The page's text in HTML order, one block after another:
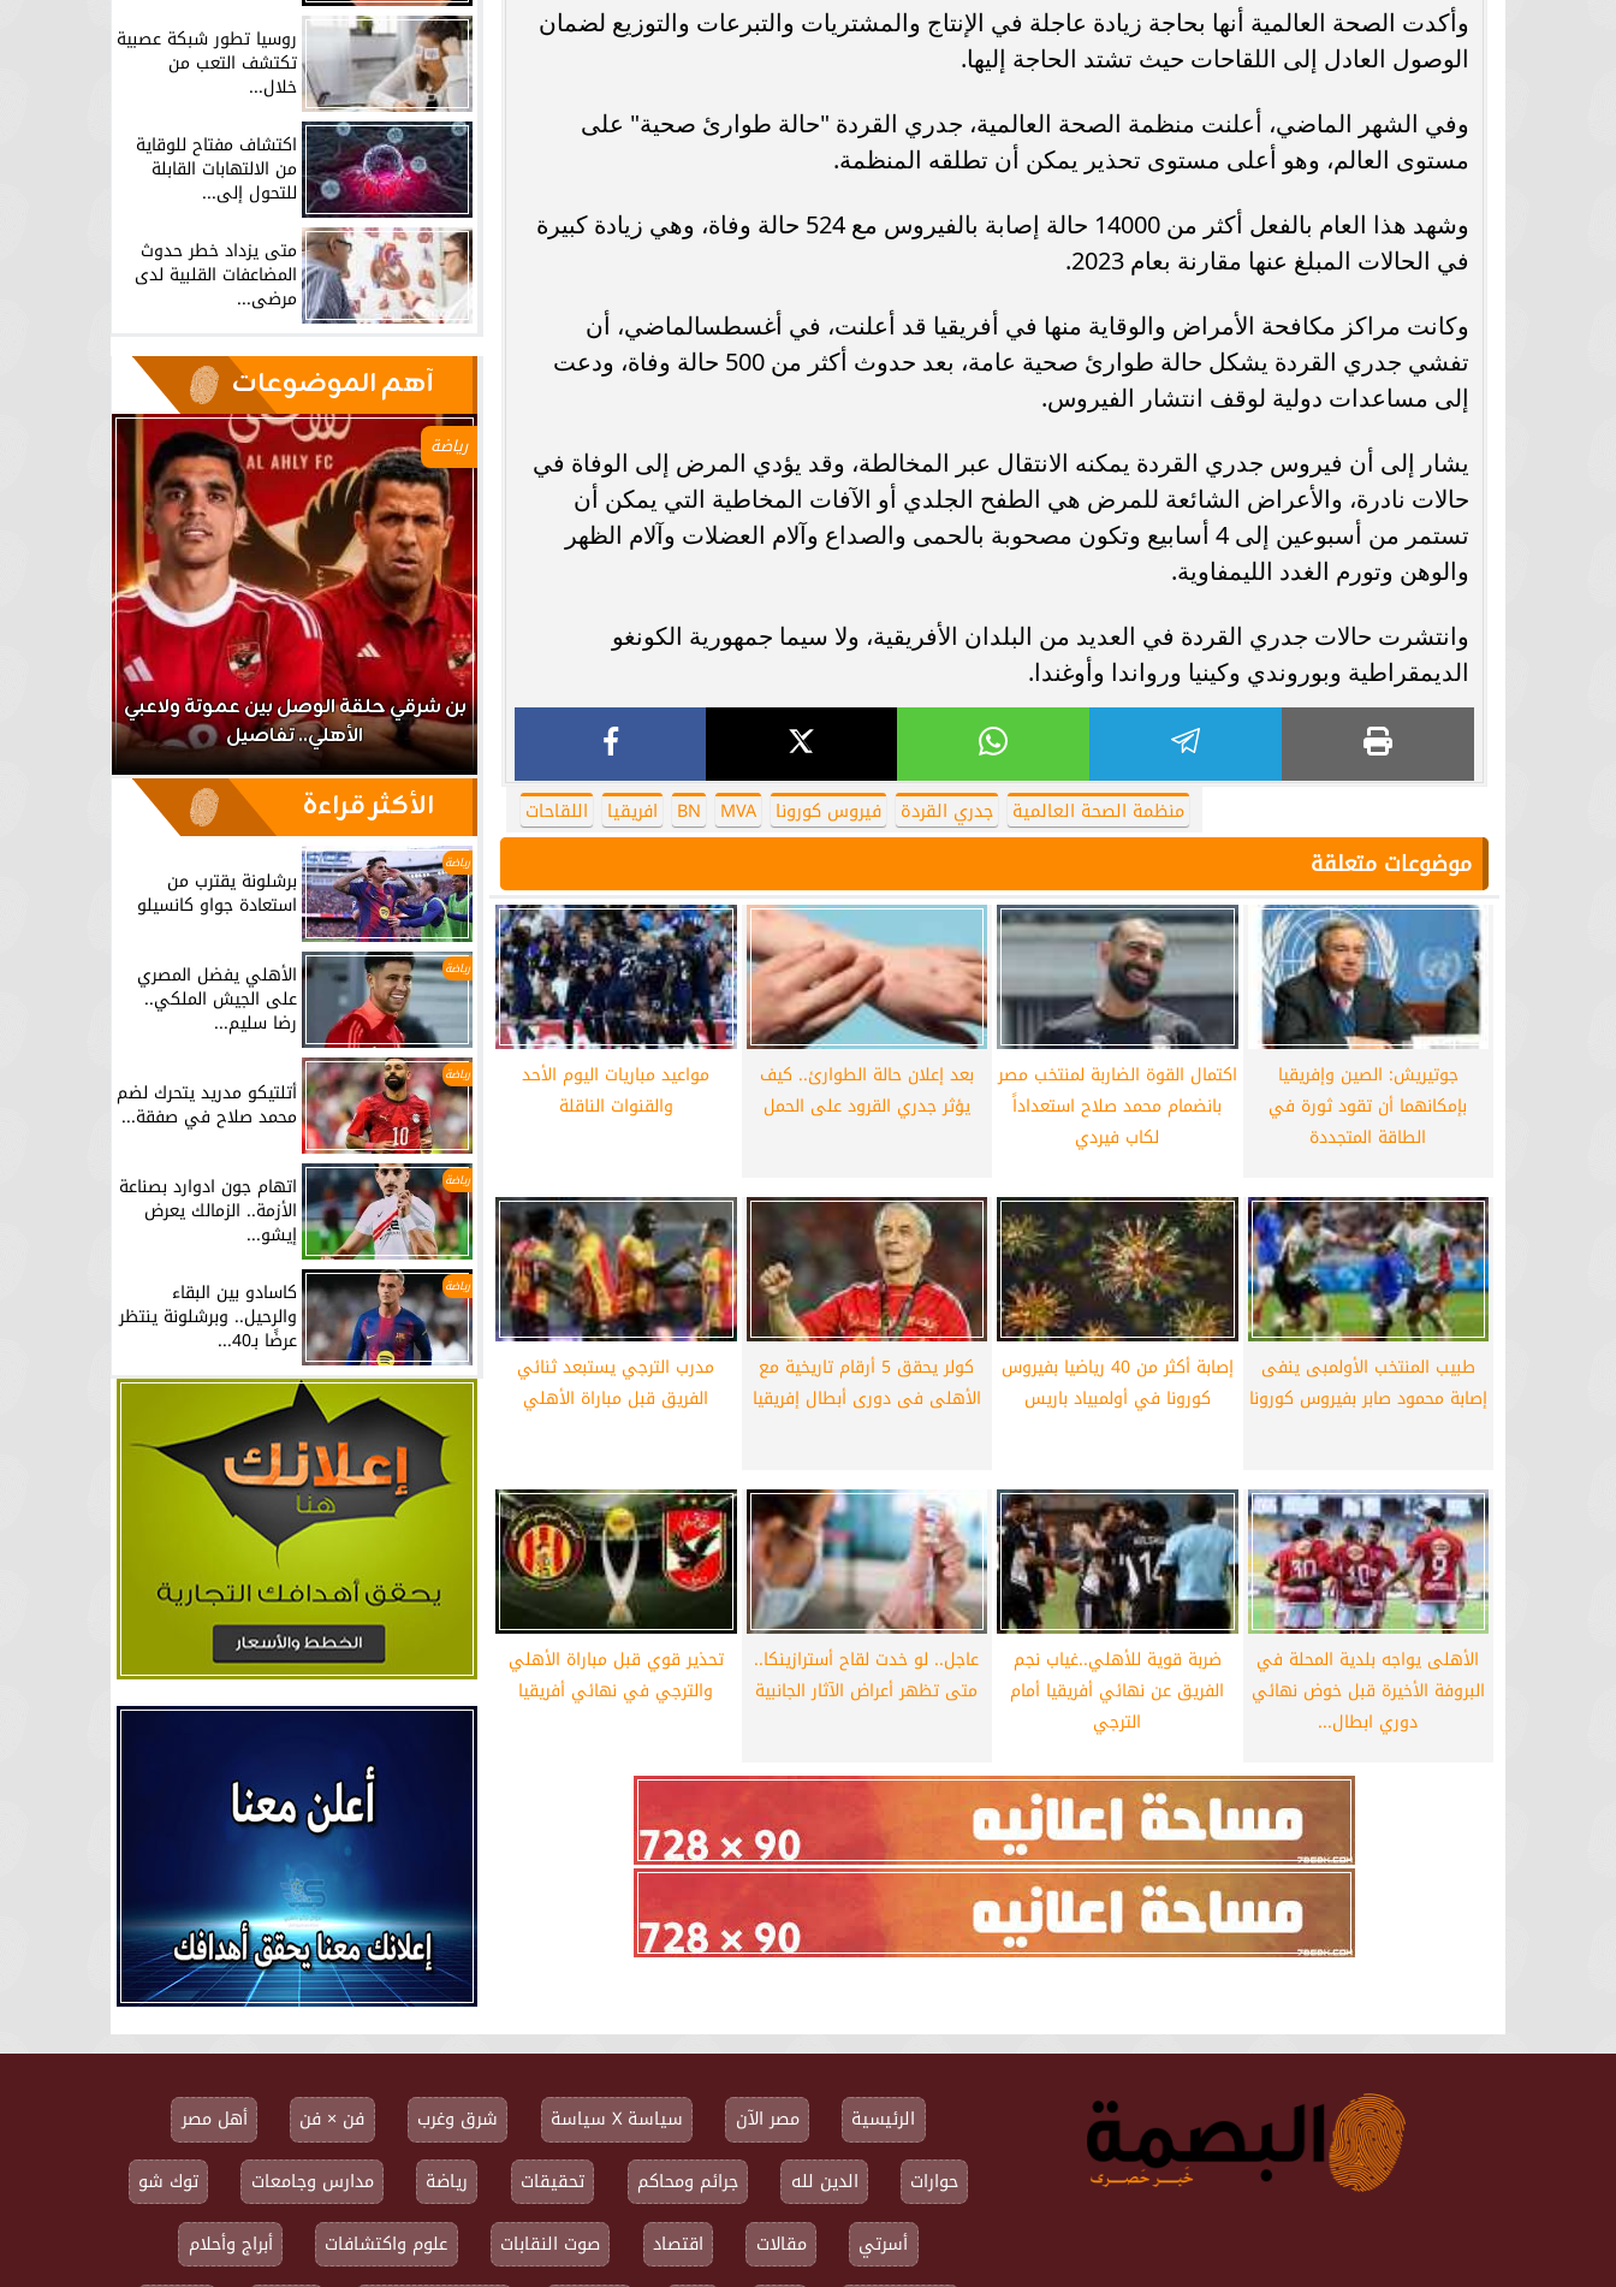
وأكدت الصحة العالمية أنها بحاجة زيادة عاجلة في الإنتاج والمشتريات والتبرعات والتوزيع لضمان
الوصول العادل إلى اللقاحات حيث تشتد الحاجة إليها.
وفي الشهر الماضي، أعلنت منظمة الصحة العالمية، جدري القردة "حالة طوارئ صحية" على
مستوى العالم، وهو أعلى مستوى تحذير يمكن أن تطلقه المنظمة.
وشهد هذا العام بالفعل أكثر من 14000 حالة إصابة بالفيروس مع 524 حالة وفاة، وهي زيادة كبيرة
في الحالات المبلغ عنها مقارنة بعام 2023.
وكانت مراكز مكافحة الأمراض والوقاية منها في أفريقيا قد أعلنت، في أغسطسالماضي، أن
تفشي جدري القردة يشكل حالة طوارئ صحية عامة، بعد حدوث أكثر من 500 حالة وفاة، ودعت
إلى مساعدات دولية لوقف انتشار الفيروس.
يشار إلى أن فيروس جدري القردة يمكنه الانتقال عبر المخالطة، وقد يؤدي المرض إلى الوفاة في
حالات نادرة، والأعراض الشائعة للمرض هي الطفح الجلدي أو الآفات المخاطية التي يمكن أن
تستمر من أسبوعين إلى 4 أسابيع وتكون مصحوبة بالحمى والصداع وآلام العضلات وآلام الظهر
والوهن وتورم الغدد الليمفاوية.
وانتشرت حالات جدري القردة في العديد من البلدان الأفريقية، ولا سيما جمهورية الكونغو
الديمقراطية وبوروندي وكينيا ورواندا وأوغندا.
منظمة الصحة العالمية جدري القردة فيروس كورونا MVA
BN افريقيا اللقاحات
موضوعات متعلقة
جوتيريش: الصين وإفريقيا
بإمكانهما أن تقود ثورة في
الطاقة المتجددة
اكتمال القوة الضاربة لمنتخب مصر
بانضمام محمد صلاح استعداداً
لكاب فيردي
بعد إعلان حالة الطوارئ.. كيف
يؤثر جدري القرود على الحمل
مواعيد مباريات اليوم الأحد
والقنوات الناقلة
طبيب المنتخب الأولمبى ينفى
إصابة محمود صابر بفيروس كورونا
إصابة أكثر من 40 رياضيا بفيروس
كورونا في أولمبياد باريس
كولر يحقق 5 أرقام تاريخية مع
الأهلى فى دورى أبطال إفريقيا
مدرب الترجي يستبعد ثنائي
الفريق قبل مباراة الأهلي
الأهلى يواجه بلدية المحلة في
البروفة الأخيرة قبل خوض نهائي
دوري ابطال...
ضربة قوية للأهلي..غياب نجم
الفريق عن نهائي أفريقيا أمام
الترجي
عاجل.. لو خدت لقاح أسترازينكا..
متى تظهر أعراض الآثار الجانبية
تحذير قوي قبل مباراة الأهلي
والترجي في نهائي أفريقيا
روسيا تطور شبكة عصبية
تكتشف التعب من
خلال...
اكتشاف مفتاح للوقاية
من الالتهابات القابلة
للتحول إلى...
متى يزداد خطر حدوث
المضاعفات القلبية لدى
مرضى...
آهم الموضوعات
برشلونة يستعيد سلاحا مهما بعد صدمة
كأس العالم
موعد سفر بعثة الأهلي لمواجهة برشلونة
بكأس خوان جامبر
الزمالك ينهي أزمة خوان بيزيرا.. واللاعب
يقترب من العودة إلى القاهرة
رياضة
بن شرقي حلقة الوصل بين عموتة ولاعبي
الأهلي.. تفاصيل
الأكثر قراءة
رياضة
برشلونة يقترب من
استعادة جواو كانسيلو
رياضة الأهلي يفضل المصري
على الجيش الملكي..
رضا سليم...
رياضة
أتلتيكو مدريد يتحرك لضم
محمد صلاح في صفقة...
رياضة اتهام جون ادوارد بصناعة
الأزمة.. الزمالك يعرض
إيشو...
رياضة كاسادو بين البقاء
والرحيل.. وبرشلونة ينتظر
عرضًا بـ40...
الرئيسية مصر الآن سياسة X سياسة شرق وغرب فن × فن
أهل مصر
حوارات
الدين لله جرائم ومحاكم تحقيقات رياضة مدارس وجامعات
توك شو
أسرتي
مقالات اقتصاد صوت النقابات علوم واكتشافات أبراج وأحلام